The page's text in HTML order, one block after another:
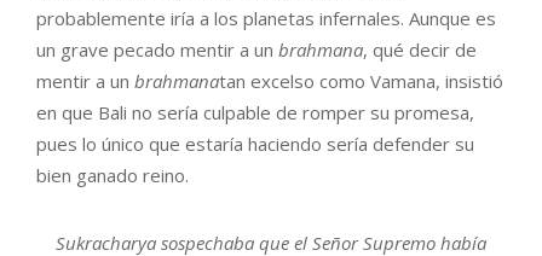
probablemente iría a los planetas infernales. Aunque es
un grave pecado mentir a un brahmana, qué decir de
mentir a un brahmanatan excelso como Vamana, insistió
en que Bali no sería culpable de romper su promesa,
pues lo único que estaría haciendo sería defender su
bien ganado reino.
Sukracharya sospechaba que el Señor Supremo había